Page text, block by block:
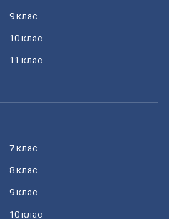
9 клас
10 клас
11 клас
7 клас
8 клас
9 клас
10 клас